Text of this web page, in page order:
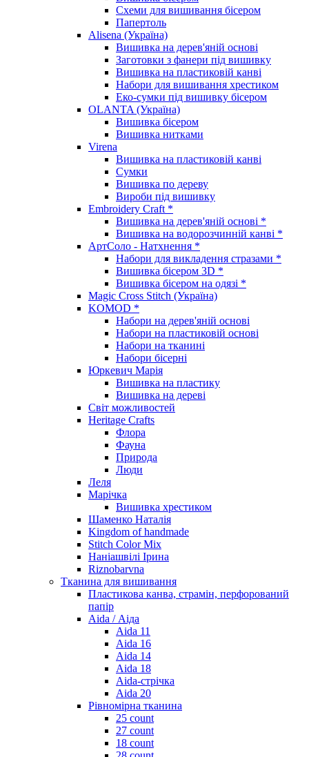
Схеми для вишивання бісером
Папертоль
Alisena (Україна)
Вишивка на дерев'яній основі
Заготовки з фанери під вишивку
Вишивка на пластиковій канві
Набори для вишивання хрестиком
Еко-сумки під вишивку бісером
OLANTA (Україна)
Вишивка бісером
Вишивка нитками
Virena
Вишивка на пластиковій канві
Сумки
Вишивка по дереву
Вироби під вишивку
Embroidery Craft *
Вишивка на дерев'яній основі *
Вишивка на водорозчинній канві *
АртСоло - Натхнення *
Набори для викладення стразами *
Вишивка бісером 3D *
Вишивка бісером на одязі *
Magic Cross Stitch (Україна)
KOMOD *
Набори на дерев'яній основі
Набори на пластиковій основі
Набори на тканині
Набори бісерні
Юркевич Марія
Вишивка на пластику
Вишивка на дереві
Світ можливостей
Heritage Crafts
Флора
Фауна
Природа
Люди
Леля
Марічка
Вишивка хрестиком
Шаменко Наталія
Kingdom of handmade
Stitch Color Mix
Наніашвілі Ірина
Riznobarvna
Тканина для вишивання
Пластикова канва, страмін, перфорований
папір
Aida / Аіда
Aida 11
Aida 16
Aida 14
Aida 18
Aida-стрічка
Aida 20
Рівномірна тканина
25 count
27 count
18 count